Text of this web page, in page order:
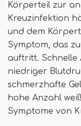
Körperteil zur
Kreuzinfektion
und dem
Symptom, das
auftritt. Schnelle
niedriger
schmerzhafte
hohe Anzahl
Symptome von